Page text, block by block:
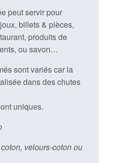
peut servir pour
billets & pièces,
produits de
ou savon…
sont variés car la
dans des chutes
uniques.
velours-coton ou